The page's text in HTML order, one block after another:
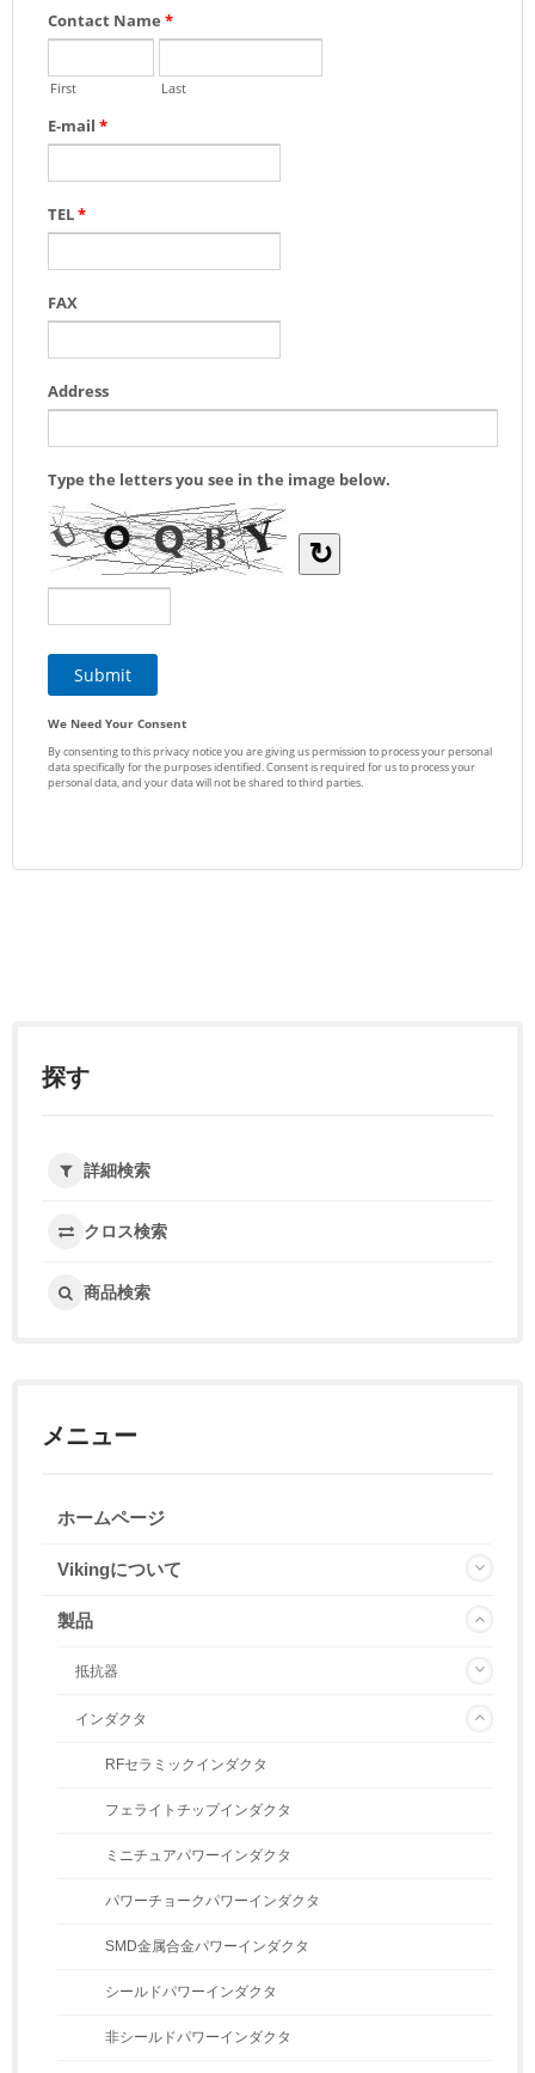
探す
詳細検索
クロス検索
商品検索
メニュー
ホームページ
Vikingについて
製品
抵抗器
インダクタ
RFセラミックインダクタ
フェライトチップインダクタ
ミニチュアパワーインダクタ
パワーチョークパワーインダクタ
SMD金属合金パワーインダクタ
シールドパワーインダクタ
非シールドパワーインダクタ